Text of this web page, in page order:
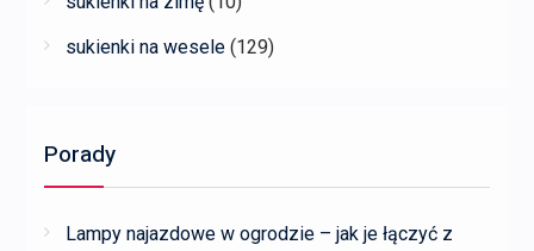
sukienki na wesele (129)
Porady
Lampy najazdowe w ogrodzie – jak je łączyć z